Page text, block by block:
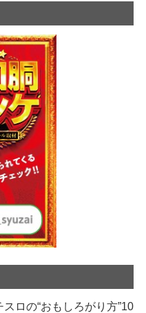
ロの“おもしろがり方”10